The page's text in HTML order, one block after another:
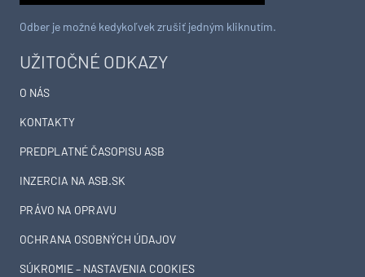
UŽITOČNÉ ODKAZY
O NÁS
KONTAKTY
PREDPLATNÉ ČASOPISU ASB
INZERCIA NA ASB.SK
PRÁVO NA OPRAVU
OCHRANA OSOBNÝCH ÚDAJOV
SÚKROMIE – NASTAVENIA COOKIES
Odber je možné kedykoľvek zrušiť jedným kliknutím.